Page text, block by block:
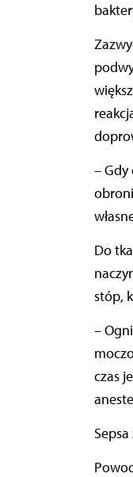
–
Do
stóp,
–
czas